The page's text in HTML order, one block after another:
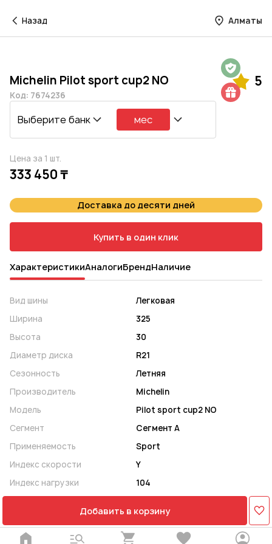
Назад Алматы
Michelin Pilot sport cup2 NO 5
Код: 7674236
Выберите банк мес
Цена за 1 шт.
333 450 ₸
Доставка до десяти дней
Купить в один клик
ХарактеристикиАналогиБрендНаличие
Вид шины
Легковая
Ширина
325
Высота
30
Диаметр диска
R21
Сезонность
Летняя
Производитель
Michelin
Модель
Pilot sport cup2 NO
Сегмент
Сегмент A
Применяемость
Sport
Индекс скорости
Y
Индекс нагрузки
104
Добавить в корзину